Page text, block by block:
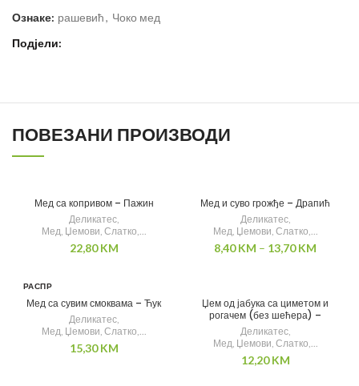
Ознаке: рашевић, Чоко мед
Подјели
ПОВЕЗАНИ ПРОИЗВОДИ
Мед са копривом – Пажин
Деликатес,
Мед, Џемови, Слатко,...
22,80KM
Мед и суво грожђе – Драпић
Деликатес,
Мед, Џемови, Слатко,...
8,40KM – 13,70KM
РАСПР
О
Мед са сувим смоквама – Ћук
Деликатес,
Мед, Џемови, Слатко,...
15,30KM
Џем од јабука са циметом и
рогачем (без шећера) –
Рашевић
Деликатес,
Мед, Џемови, Слатко,...
12,20KM